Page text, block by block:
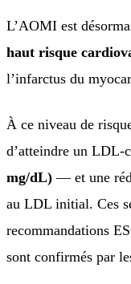
L’AOMI est
haut risque
l’infarctus du
À ce niveau de
d’atteindre un LDL-
mg/dL) — et une
au LDL initial. Ces
recommandations
sont confirmés par